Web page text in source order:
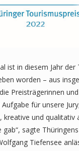
ist in diesem Jahr der
worden – aus
Preisträgerinnen
für unsere
kreative und qualitativ
sagte Thüringens
Tiefensee